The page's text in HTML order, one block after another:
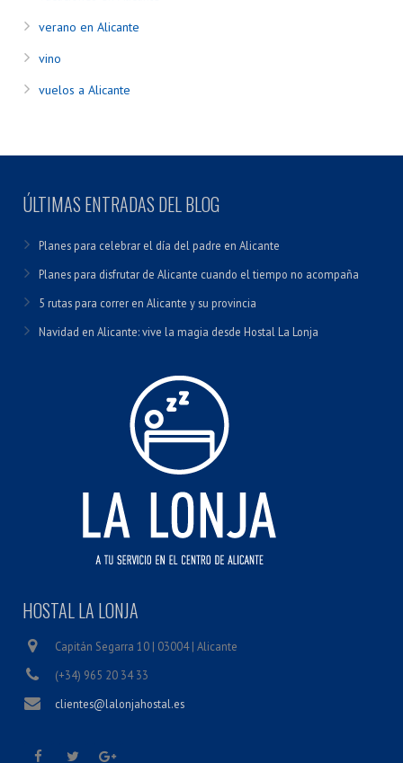
verano en Alicante
vino
vuelos a Alicante
ÚLTIMAS ENTRADAS DEL BLOG
Planes para celebrar el día del padre en Alicante
Planes para disfrutar de Alicante cuando el tiempo no acompaña
5 rutas para correr en Alicante y su provincia
Navidad en Alicante: vive la magia desde Hostal La Lonja
HOSTAL LA LONJA
Capitán Segarra 10 | 03004 | Alicante
(+34) 965 20 34 33
clientes@lalonjahostal.es